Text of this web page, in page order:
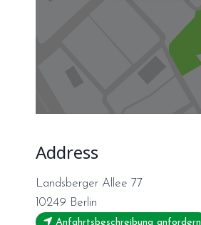
Address
Landsberger Allee 77
10249 Berlin
Anfahrtsbeschreibung anfordern